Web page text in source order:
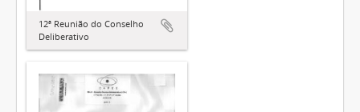
12ª Reunião do Conselho
Deliberativo